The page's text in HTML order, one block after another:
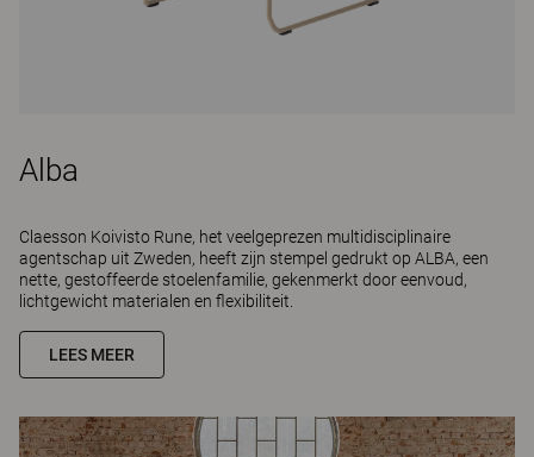
Alba
Claesson Koivisto Rune, het veelgeprezen multidisciplinaire
agentschap uit Zweden, heeft zijn stempel gedrukt op ALBA, een
nette, gestoffeerde stoelenfamilie, gekenmerkt door eenvoud,
lichtgewicht materialen en flexibiliteit.
LEES MEER